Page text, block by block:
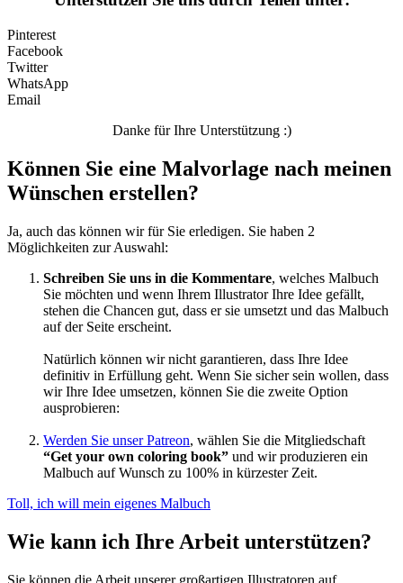
Pinterest
Facebook
Twitter
WhatsApp
Email
Danke für Ihre Unterstützung :)
Können Sie eine Malvorlage nach meinen
Wünschen erstellen?
Ja, auch das können wir für Sie erledigen. Sie haben 2
Möglichkeiten zur Auswahl:
Schreiben Sie uns in die Kommentare, welches Malbuch
Sie möchten und wenn Ihrem Illustrator Ihre Idee gefällt,
stehen die Chancen gut, dass er sie umsetzt und das Malbuch
auf der Seite erscheint.
Natürlich können wir nicht garantieren, dass Ihre Idee
definitiv in Erfüllung geht. Wenn Sie sicher sein wollen, dass
wir Ihre Idee umsetzen, können Sie die zweite Option
ausprobieren:
Werden Sie unser Patreon, wählen Sie die Mitgliedschaft
“Get your own coloring book” und wir produzieren ein
Malbuch auf Wunsch zu 100% in kürzester Zeit.
Toll, ich will mein eigenes Malbuch
Wie kann ich Ihre Arbeit unterstützen?
Sie können die Arbeit unserer großartigen Illustratoren auf